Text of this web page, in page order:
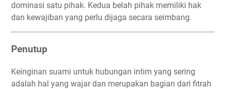
dominasi satu pihak. Kedua belah pihak memiliki hak
dan kewajiban yang perlu dijaga secara seimbang.
Penutup
Keinginan suami untuk hubungan intim yang sering
adalah hal yang wajar dan merupakan bagian dari fitrah